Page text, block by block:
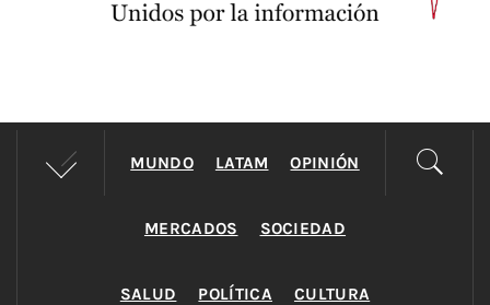
MUNDO LATAM OPINIÓN
MERCADOS SOCIEDAD
SALUD POLÍTICA CULTURA